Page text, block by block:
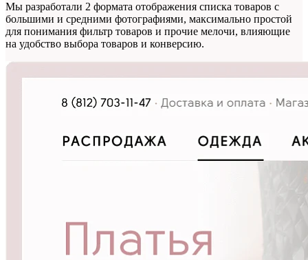
Мы разработали 2 формата отображения списка товаров с
большими и средними фотографиями, максимально простой
для понимания фильтр товаров и прочие мелочи, влияющие
на удобство выбора товаров и конверсию.